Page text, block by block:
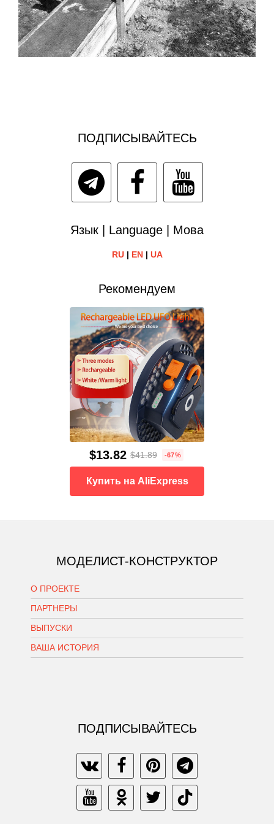
ПОДПИСЫВАЙТЕСЬ
Язык | Language | Мова
RU| EN| UA
Рекомендуем
$13.82 $41.89 -67%
Купить на AliExpress
МОДЕЛИСТ-КОНСТРУКТОР
О ПРОЕКТЕ
ПАРТНЕРЫ
ВЫПУСКИ
ВАША ИСТОРИЯ
ПОДПИСЫВАЙТЕСЬ